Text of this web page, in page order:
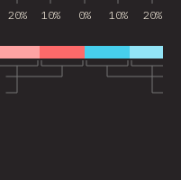
20% 10% 0% 10% 20%